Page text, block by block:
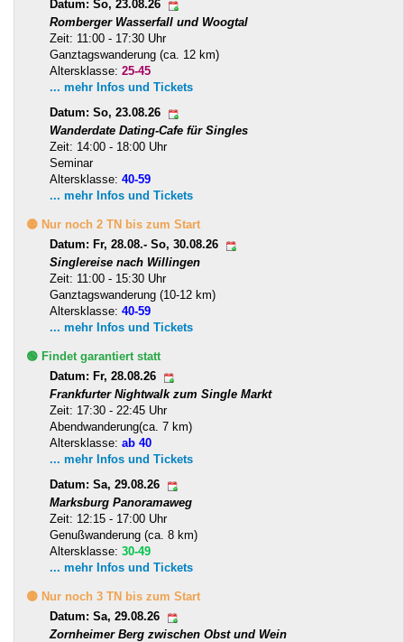
Datum: So, 23.08.26
Romberger Wasserfall und Woogtal
Zeit: 11:00 - 17:30 Uhr
Ganztagswanderung (ca. 12 km)
Altersklasse: 25-45
... mehr Infos und Tickets
Datum: So, 23.08.26
Wanderdate Dating-Cafe für Singles
Zeit: 14:00 - 18:00 Uhr
Seminar
Altersklasse: 40-59
... mehr Infos und Tickets
🟡 Nur noch 2 TN bis zum Start
Datum: Fr, 28.08.- So, 30.08.26
Singlereise nach Willingen
Zeit: 11:00 - 15:30 Uhr
Ganztagswanderung (10-12 km)
Altersklasse: 40-59
... mehr Infos und Tickets
🟢 Findet garantiert statt
Datum: Fr, 28.08.26
Frankfurter Nightwalk zum Single Markt
Zeit: 17:30 - 22:45 Uhr
Abendwanderung(ca. 7 km)
Altersklasse: ab 40
... mehr Infos und Tickets
Datum: Sa, 29.08.26
Marksburg Panoramaweg
Zeit: 12:15 - 17:00 Uhr
Genußwanderung (ca. 8 km)
Altersklasse: 30-49
... mehr Infos und Tickets
🟡 Nur noch 3 TN bis zum Start
Datum: Sa, 29.08.26
Zornheimer Berg zwischen Obst und Wein